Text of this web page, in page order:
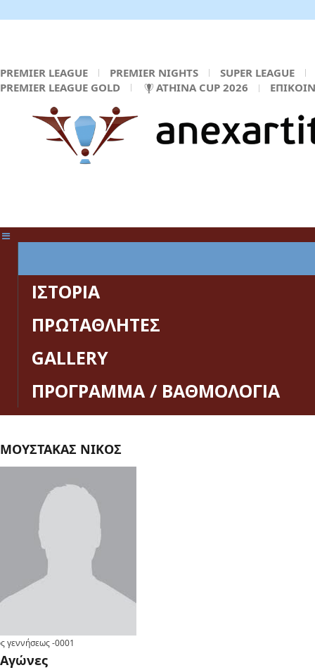
PREMIER LEAGUE PREMIER NIGHTS
SUPER LEAGUE
PREMIER LEAGUE GOLD
ATHINA CUP 2026
ΙΣΤΟΡΙΑ
ΠΡΩΤΑΘΛΗΤΕΣ
GALLERY
ΠΡΟΓΡΑΜΜΑ / ΒΑΘΜΟΛΟΓΙΑ
ΜΟΥΣΤΑΚΑΣ ΝΙΚΟΣ
γεννήσεως-0001
Αγώνες